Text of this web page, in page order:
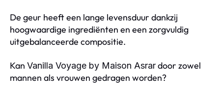
De geur heeft een lange levensduur dankzij
hoogwaardige ingrediënten en een zorgvuldig
uitgebalanceerde compositie.
Kan Vanilla Voyage by Maison Asrardoor zowel
mannen als vrouwen gedragen worden?